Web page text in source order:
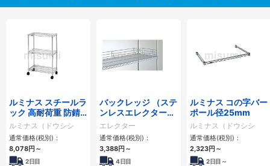
ルミナス スチールラ
ック 高耐荷重 防錆
加工 棚位置可変 ポ
ール径25mm
ルミナス（ドウシシ
ャ）
通常価格(税別)：
8,078円 ～
2日目
バックレッジ （ステ
ンレスエレクターシ
ェルフ用）
エレクター
通常価格(税別)：
3,388円 ～
4日目
ルミナス コの字バー
ポール径25mm
ルミナス（ドウシシ
ャ）
通常価格(税別)：
2,323円 ～
2日目～